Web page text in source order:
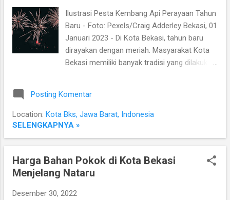
kelompok ini, warga dapat merasa
bertanggung jawab terhadap lingkungan dan
memiliki sumber penghasilan tambahan dari
sampah yang mereka produksi. Program ini
juga membantu dalam mengurangi jumlah
Selain itu, program ini juga meningkatkan
menjaga lingkungan dan mengurangi
produksi sampah. “Sejak program i...
Ilustrasi Pesta Kembang Api Perayaan Tahun
Baru - Foto: Pexels/Craig Adderley Bekasi, 01
Januari 2023 - Di Kota Bekasi, tahun baru
dirayakan dengan meriah. Masyarakat Kota
Bekasi memiliki banyak tradisi yang dilakukan
lama. Setiap 31 Desember, masyarakat di sini
ramai-ramai mengadakan acara perayaan
tahun baru. Tak hanya di rumah masing-
masing, acara perayaan juga dilakukan di
tempat-tempat publik seperti taman kota
dan lapangan. Apa yang dilakukan
masyarakat Kota Bekasi dalam merayakan
pesta kembang api. Kegiatan ini merupakan
Posting Komentar
Location: Kota Bks, Jawa Barat, Indonesia
SELENGKAPNYA »
Harga Bahan Pokok di Kota Bekasi
Menjelang Nataru
Desember 30, 2022